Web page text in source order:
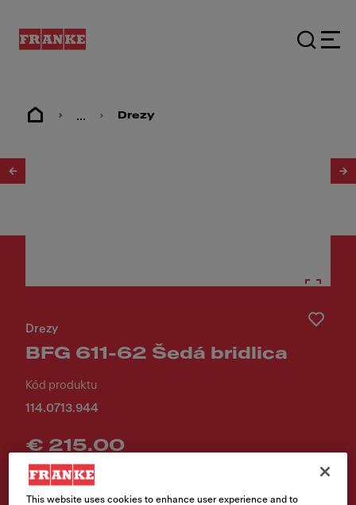
... Drezy
Drezy
BFG 611-62 Šedá bridlica
Kód produktu
114.0713.944
€ 215.00
Cena vr. DPH
This website uses cookies to enhance user experience and to